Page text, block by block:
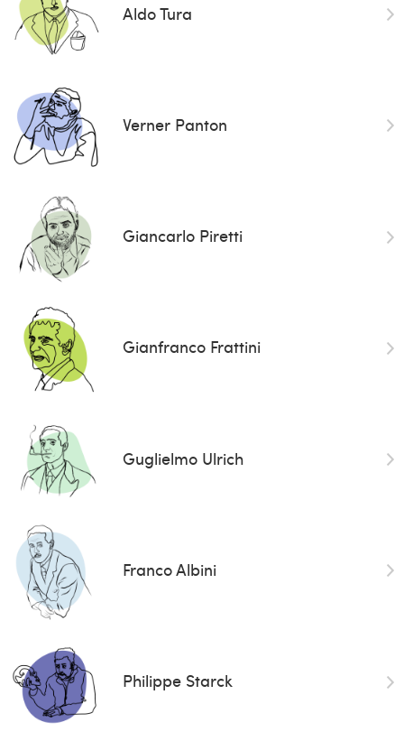
Aldo Tura
Verner Panton
Giancarlo Piretti
Gianfranco Frattini
Guglielmo Ulrich
Franco Albini
Philippe Starck